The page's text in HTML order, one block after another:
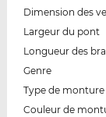
Dimension des
Largeur du pont
Longueur des
Genre
Type de monture
Couleur de